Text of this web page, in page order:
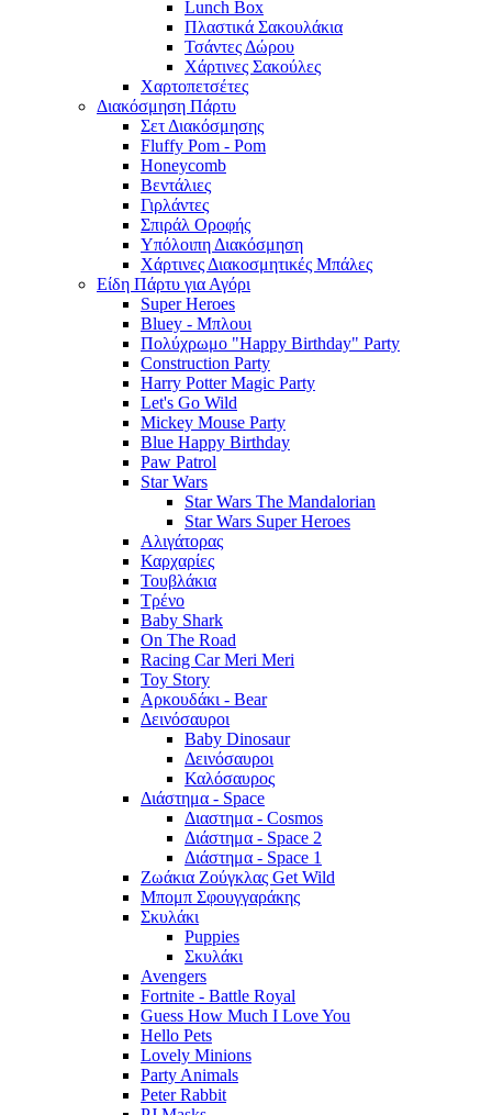
Lunch Box
Πλαστικά Σακουλάκια
Τσάντες Δώρου
Χάρτινες Σακούλες
Χαρτοπετσέτες
Διακόσμηση Πάρτυ
Σετ Διακόσμησης
Fluffy Pom - Pom
Honeycomb
Βεντάλιες
Γιρλάντες
Σπιράλ Οροφής
Υπόλοιπη Διακόσμηση
Χάρτινες Διακοσμητικές Μπάλες
Είδη Πάρτυ για Αγόρι
Super Heroes
Bluey - Μπλουι
Πολύχρωμο "Happy Birthday" Party
Construction Party
Harry Potter Magic Party
Let's Go Wild
Mickey Mouse Party
Blue Happy Birthday
Paw Patrol
Star Wars
Star Wars The Mandalorian
Star Wars Super Heroes
Αλιγάτορας
Καρχαρίες
Τουβλάκια
Τρένο
Baby Shark
On The Road
Racing Car Meri Meri
Toy Story
Αρκουδάκι - Bear
Δεινόσαυροι
Baby Dinosaur
Δεινόσαυροι
Καλόσαυρος
Διάστημα - Space
Διαστημα - Cosmos
Διάστημα - Space 2
Διάστημα - Space 1
Ζωάκια Ζούγκλας Get Wild
Μπομπ Σφουγγαράκης
Σκυλάκι
Puppies
Σκυλάκι
Avengers
Fortnite - Battle Royal
Guess How Much I Love You
Hello Pets
Lovely Minions
Party Animals
Peter Rabbit